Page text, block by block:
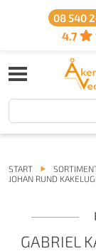
08 540
4.7
START
JOHAN RUND
GABRIEL